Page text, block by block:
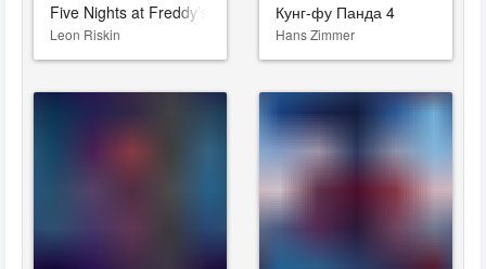
Five Nights at Freddy’s: Secret of the Mimic
Leon Riskin
Кунг-фу Панда 4
Hans Zimmer